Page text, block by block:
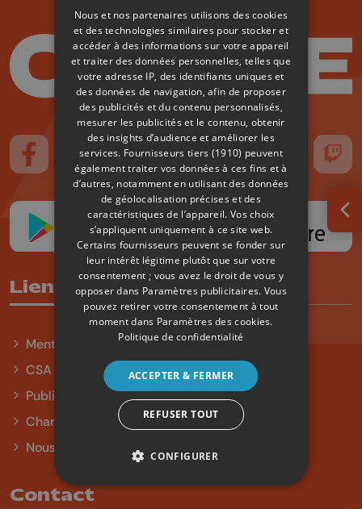
Suivez-nous sur FaceBook
Suivez-nous sur Instagram
Suivez-nous sur TikTok
Suivez-nous sur YouTube
Suivez-nous
Liens utiles
Mentions légales
CSA
Publicité
Charte sur l'égalité et la diversité
Nous contacter
Contact
Nous et nos partenaires utilisons des cookies
et des technologies similaires pour stocker et
accéder à des informations sur votre appareil
et traiter des données personnelles, telles que
votre adresse IP, des identifiants uniques et
des données de navigation, afin de proposer
des publicités et du contenu personnalisés,
mesurer les publicités et le contenu, obtenir
des insights d’audience et améliorer les
services. Fournisseurs tiers (1910) peuvent
également traiter vos données à ces fins et à
d’autres, notamment en utilisant des données
de géolocalisation précises et des
caractéristiques de l’appareil. Vos choix
s’appliquent uniquement à ce site web.
Certains fournisseurs peuvent se fonder sur
leur intérêt légitime plutôt que sur votre
consentement ; vous avez le droit de vous y
opposer dans Paramètres publicitaires. Vous
pouvez retirer votre consentement à tout
moment dans Paramètres des cookies.
Politique de confidentialité
ACCEPTER & FERMER
REFUSER TOUT
CONFIGURER